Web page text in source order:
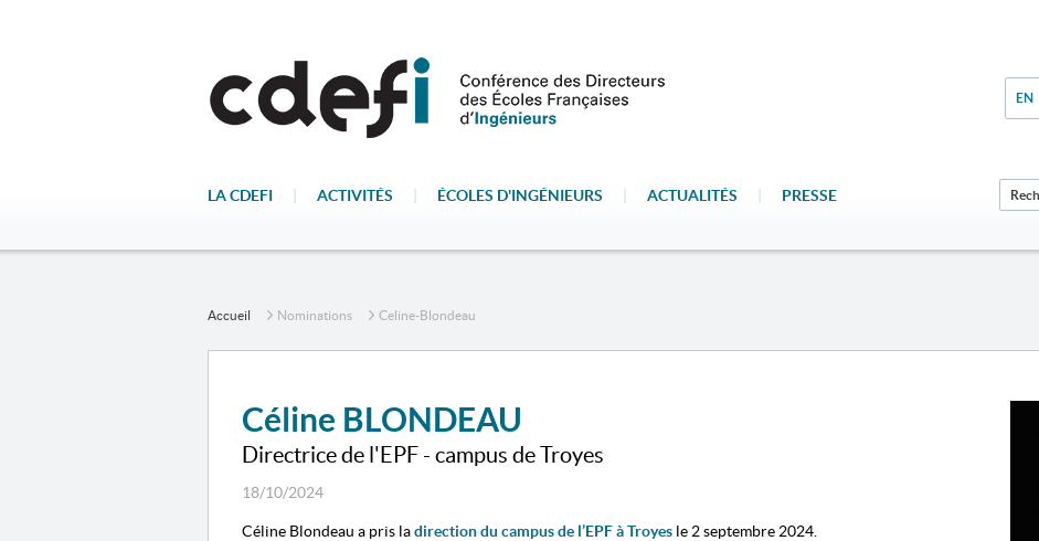
EN
LA CDEFI ACTIVITÉS ÉCOLES D'INGÉNIEURS ACTUALITÉS PRESSE
Accueil Nominations Celine-Blondeau
Céline BLONDEAU
Directrice de l'EPF - campus de Troyes
18/10/2024
Céline Blondeau a pris ladirection du campus de l’EPF à Troyes le 2 septembre 2024.